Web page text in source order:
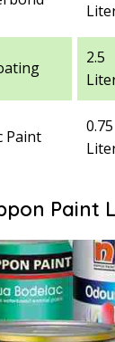
2.5
Paint
0.75
Paint